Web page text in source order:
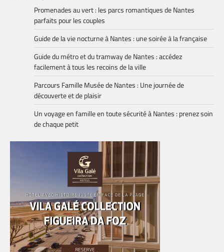
Promenades au vert : les parcs romantiques de Nantes
parfaits pour les couples
Guide de la vie nocturne à Nantes : une soirée à la française
Guide du métro et du tramway de Nantes : accédez
facilement à tous les recoins de la ville
Parcours Famille Musée de Nantes : Une journée de
découverte et de plaisir
Un voyage en famille en toute sécurité à Nantes : prenez soin
de chaque petit